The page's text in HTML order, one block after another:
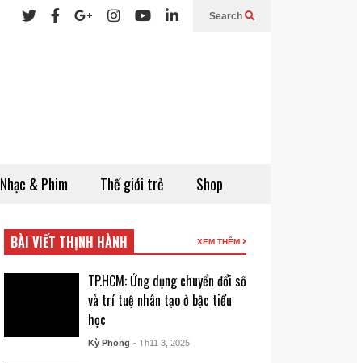
Search
Nhạc & Phim Thế giới trẻ Shop
BÀI VIẾT THỊNH HÀNH XEM THÊM
TP.HCM: Ứng dụng chuyển đổi số
và trí tuệ nhân tạo ở bậc tiểu
học
Kỳ Phong - Th11 3, 2025